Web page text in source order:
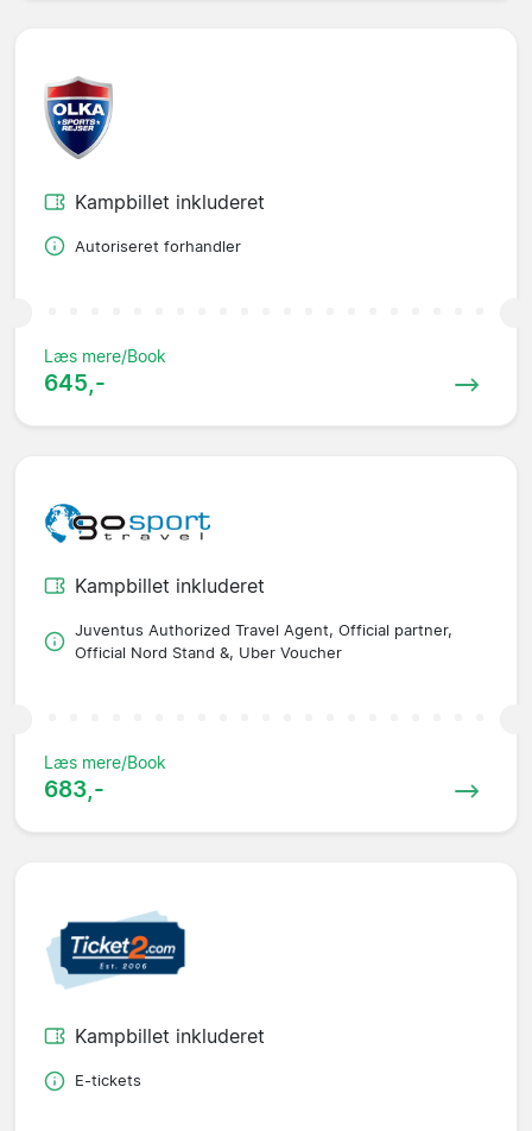
Kampbillet inkluderet
Autoriseret forhandler
Læs mere/Book
645,-
Kampbillet inkluderet
Juventus Authorized Travel Agent, Official partner,
Official Nord Stand &, Uber Voucher
Læs mere/Book
683,-
Kampbillet inkluderet
E-tickets